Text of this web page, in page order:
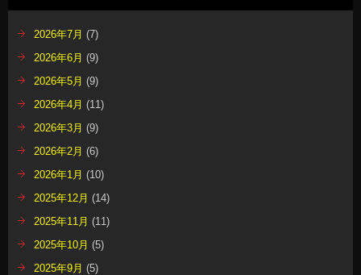
2026年7月 (7)
2026年6月 (9)
2026年5月 (9)
2026年4月 (11)
2026年3月 (9)
2026年2月 (6)
2026年1月 (10)
2025年12月 (14)
2025年11月 (11)
2025年10月 (5)
2025年9月 (5)